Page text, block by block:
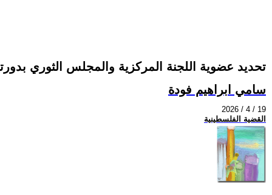
تحديد عضوية اللجنة المركزية والمجلس الثوري
سامي ابراهيم فودة
2026 / 4 / 19
القضية الفلسطينية